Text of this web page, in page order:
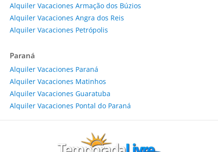
Alquiler Vacaciones Armação dos Búzios
Alquiler Vacaciones Angra dos Reis
Alquiler Vacaciones Petrópolis
Paraná
Alquiler Vacaciones Paraná
Alquiler Vacaciones Matinhos
Alquiler Vacaciones Guaratuba
Alquiler Vacaciones Pontal do Paraná